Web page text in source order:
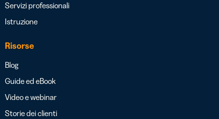
Servizi professionali
Istruzione
Risorse
Blog
Guide ed eBook
Video e webinar
Storie dei clienti